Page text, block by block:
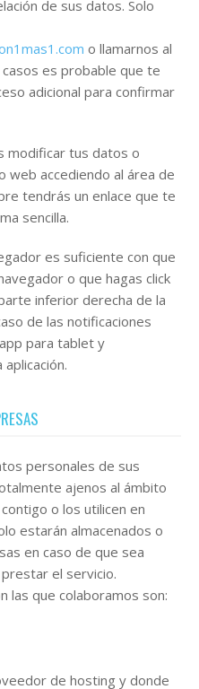
de sus datos. Solo
o llamarnos al
es probable que te
adicional para confirmar
modificar tus datos o
web accediendo al área de
tendrás un enlace que te
sencilla.
es suficiente con que
o que hagas click
inferior derecha de la
de las notificaciones
para tablet y
personales de sus
ajenos al ámbito
o los utilicen en
estarán almacenados o
en caso de que sea
el servicio.
las que colaboramos son:
de hosting y donde